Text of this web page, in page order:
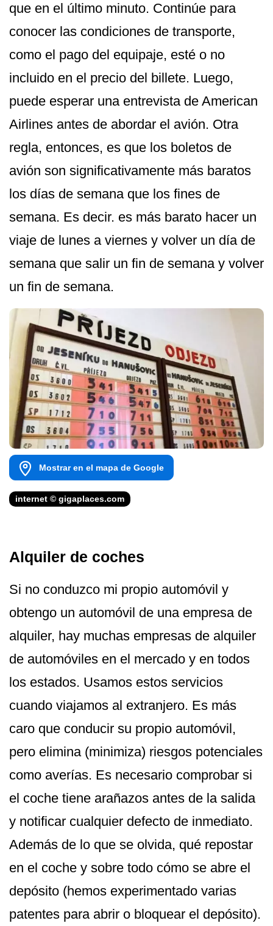
que en el último minuto. Continúe para
conocer las condiciones de transporte,
como el pago del equipaje, esté o no
incluido en el precio del billete. Luego,
puede esperar una entrevista de American
Airlines antes de abordar el avión. Otra
regla, entonces, es que los boletos de
avión son significativamente más baratos
los días de semana que los fines de
semana. Es decir. es más barato hacer un
viaje de lunes a viernes y volver un día de
semana que salir un fin de semana y volver
un fin de semana.
Mostrar en el mapa de Google
internet © gigaplaces.com
Alquiler de coches
Si no conduzco mi propio automóvil y
obtengo un automóvil de una empresa de
alquiler, hay muchas empresas de alquiler
de automóviles en el mercado y en todos
los estados. Usamos estos servicios
cuando viajamos al extranjero. Es más
caro que conducir su propio automóvil,
pero elimina (minimiza) riesgos potenciales
como averías. Es necesario comprobar si
el coche tiene arañazos antes de la salida
y notificar cualquier defecto de inmediato.
Además de lo que se olvida, qué repostar
en el coche y sobre todo cómo se abre el
depósito (hemos experimentado varias
patentes para abrir o bloquear el depósito).